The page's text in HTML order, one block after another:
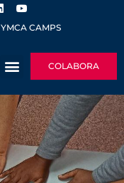
YMCA CAMPS
COLABORA